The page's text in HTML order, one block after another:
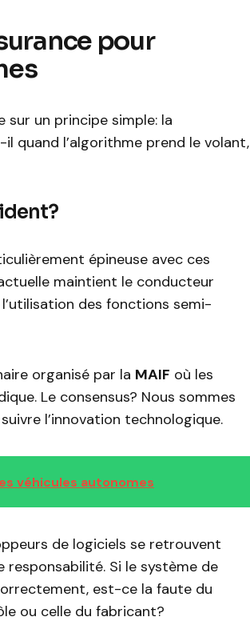
pour
sur un principe simple: la
quand l’algorithme prend le volant,
épineuse avec ces
maintient le conducteur
des fonctions semi-
organisé par la MAIF où les
Le consensus? Nous sommes
l’innovation technologique.
véhicules autonomes
de logiciels se retrouvent
Si le système de
est-ce la faute du
ou celle du fabricant?